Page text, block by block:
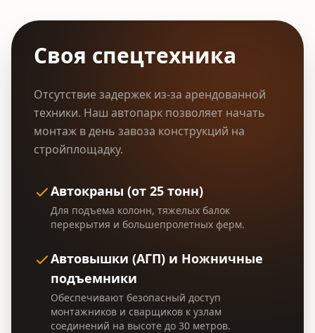
Своя спецтехника
Отсутствие задержек из-за арендованной
техники. Наш автопарк позволяет начать
монтаж в день завоза конструкций на
стройплощадку.
Автокраны (от 25 тонн)
Для подъема колонн, тяжелых балок
перекрытия и большепролетных ферм.
Автовышки (АГП) и Ножничные
подъемники
Обеспечивают безопасный доступ
монтажников и сварщиков к узлам
соединений на высоте до 30 метров.